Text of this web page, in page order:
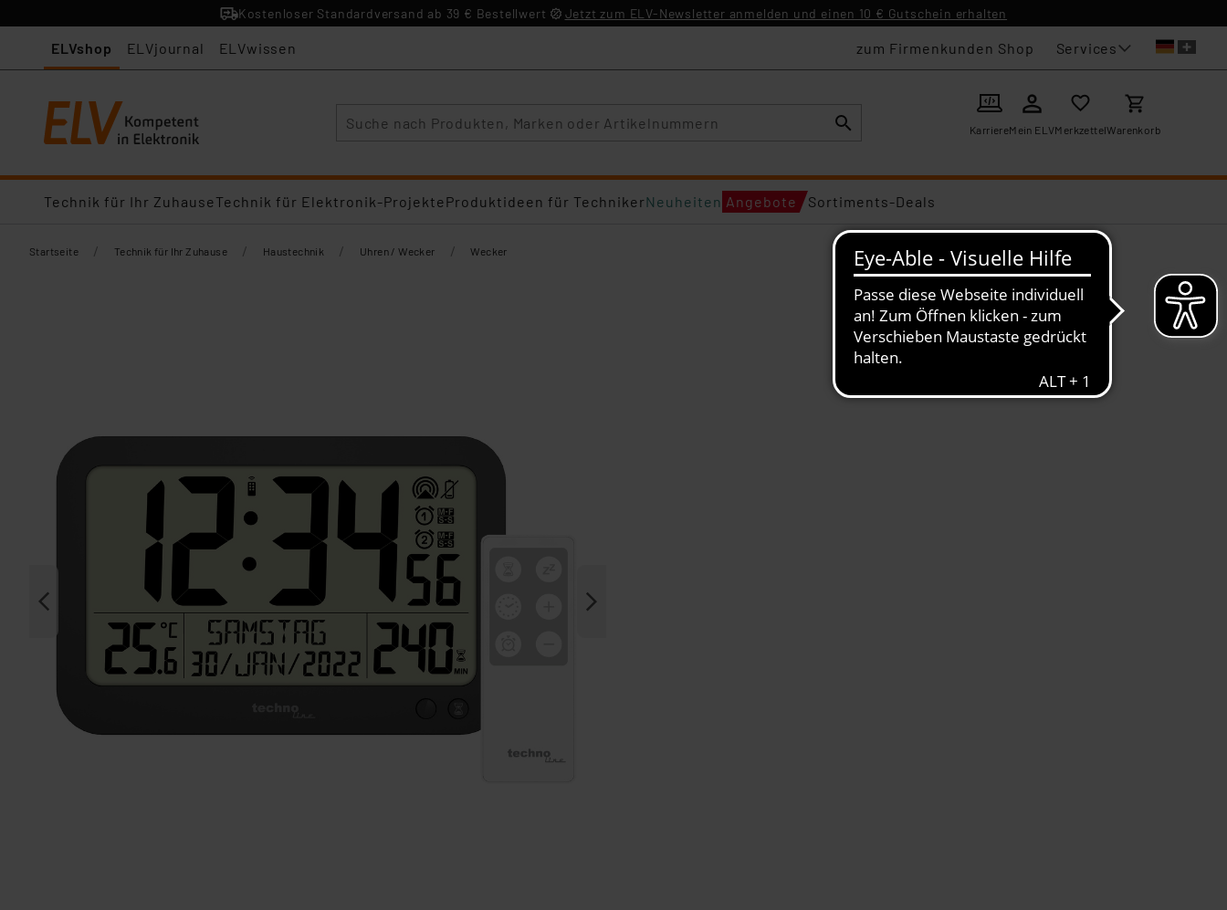
Kostenloser Standardversand ab 39 € Bestellwert Jetzt zum ELV-Newsletter anmelden und einen 10 € Gutschein erhalten
ELVshop ELVjournal ELVwissen zum Firmenkunden Shop Services
KarriereMein ELVMerkzettelWarenkorb
Technik für Ihr ZuhauseTechnik für Elektronik-ProjekteProduktideen für TechnikerNeuheiten Angebote Sortiments-Deals
Startseite / Technik für Ihr Zuhause / Haustechnik / Uhren / Wecker / Wecker